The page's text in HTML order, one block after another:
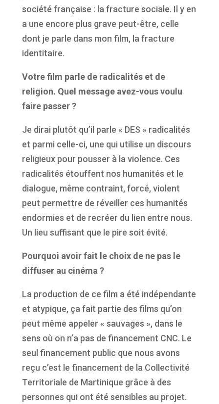
société française : la fracture sociale. Il y en
a une encore plus grave peut-être, celle
dont je parle dans mon film, la fracture
identitaire.
Votre film parle de radicalités et de
religion. Quel message avez-vous voulu
faire passer ?
Je dirai plutôt qu’il parle « DES » radicalités
et parmi celle-ci, une qui utilise un discours
religieux pour pousser à la violence. Ces
radicalités étouffent nos humanités et le
dialogue, même contraint, forcé, violent
peut permettre de réveiller ces humanités
endormies et de recréer du lien entre nous.
Un lieu suffisant que le pire soit évité.
Pourquoi avoir fait le choix de ne pas le
diffuser au cinéma ?
La production de ce film a été indépendante
et atypique, ça fait partie des films qu’on
peut même appeler « sauvages », dans le
sens où on n’a pas de financement CNC. Le
seul financement public que nous avons
reçu c’est le financement de la Collectivité
Territoriale de Martinique grâce à des
personnes qui ont été sensibles au projet.